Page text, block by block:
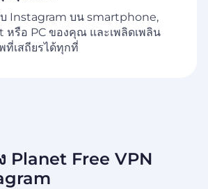
Instagram บน smartphone,
หรือ PC ของคุณ และเพลิดเพลิน
ที่เสถียรได้ทุกที่
Planet Free VPN